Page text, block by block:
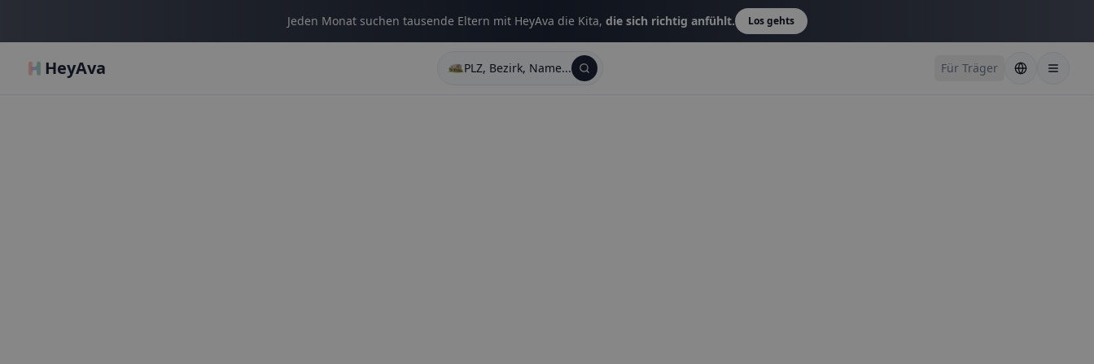
Jeden Monat suchen tausende Eltern mit HeyAva die Kita, die sich richtig anfühlt. Los gehts
HeyAva PLZ, Bezirk, Name... Für Träger